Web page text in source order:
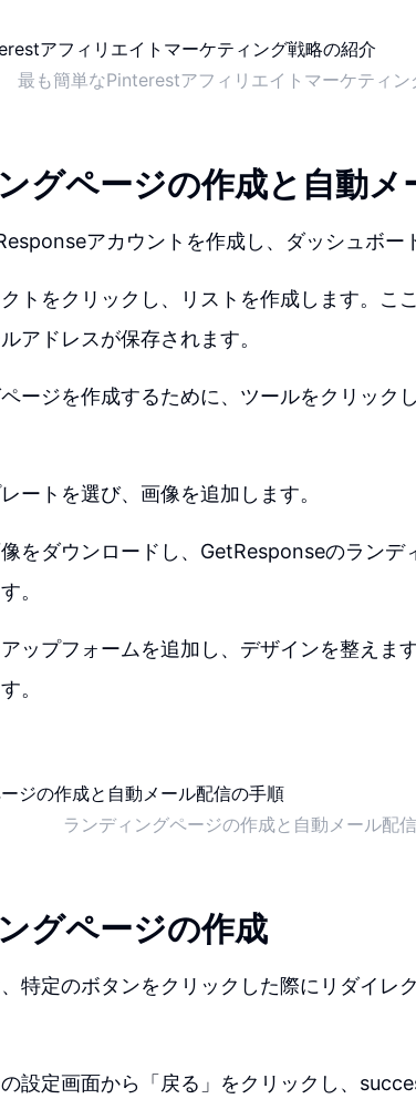
最も簡単なPinterestアフィリエイトマーケティン
グページの作成と自動メ
アカウントを作成し、ダッシュボー
トをクリックし、リストを作成します。こ
アドレスが保存されます。
ージを作成するために、ツールをクリック
ートを選び、画像を追加します。
をダウンロードし、GetResponseのランデ
。
ップフォームを追加し、デザインを整えま
。
ランディングページの作成と自動メール配
グページの作成
特定のボタンをクリックした際にリダイレ
設定画面から「戻る」をクリックし、